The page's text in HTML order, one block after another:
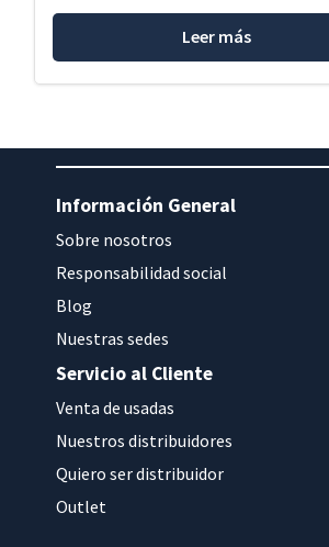
Leer más
Información General
Sobre nosotros
Responsabilidad social
Blog
Nuestras sedes
Servicio al Cliente
Venta de usadas
Nuestros distribuidores
Quiero ser distribuidor
Outlet